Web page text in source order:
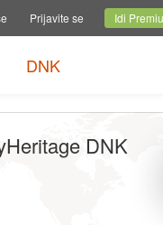
Promijeni obiteljsku
Prijavite se Idi
DNK
DNK